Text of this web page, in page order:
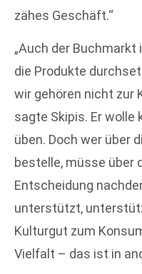
zähes Geschäft.“
„Auch der
die Produkte
wir gehören nicht zur
sagte Skipis. Er wolle
üben. Doch wer über
bestelle, müsse über
Entscheidung
unterstützt,
Kulturgut zum
Vielfalt – das ist in